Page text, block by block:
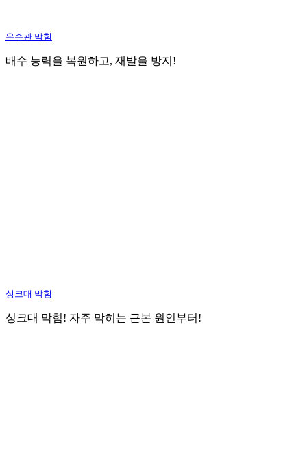
우수관 막힘
배수 능력을 복원하고, 재발을 방지!
싱크대 막힘
싱크대 막힘! 자주 막히는 근본 원인부터!